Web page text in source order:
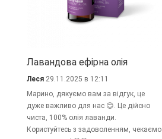
Лавандова ефірна олія
Леся 29.11.2025 в 12:11
Марино, дякуємо вам за відгук, це
дуже важливо для нас 😊. Це дійсно
чиста, 100% олія лаванди.
Користуйтесь з задоволенням, чекаємо